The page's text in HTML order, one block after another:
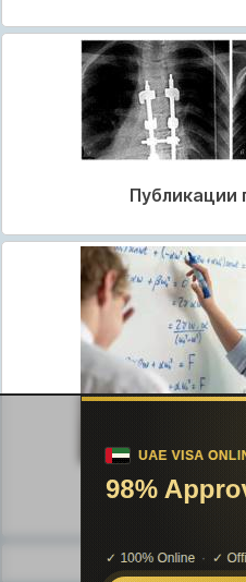
Публикации
Публикации
Разделы